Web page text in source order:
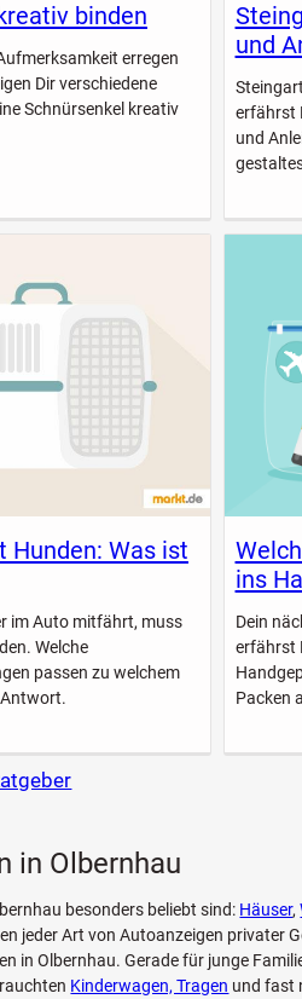
binden
erregen
Dir verschiedene
Schnürsenkel kreativ
und
erfährst
und
Hunden: Was ist
im Auto mitfährt, muss
Welche
passen zu welchem
Antwort.
ins
Dein
erfährst
Packen
in Olbernhau
besonders beliebt sind: Häuser,
jeder Art von Autoanzeigen privater
in Olbernhau. Gerade für junge
Kinderwagen, Tragen und fast